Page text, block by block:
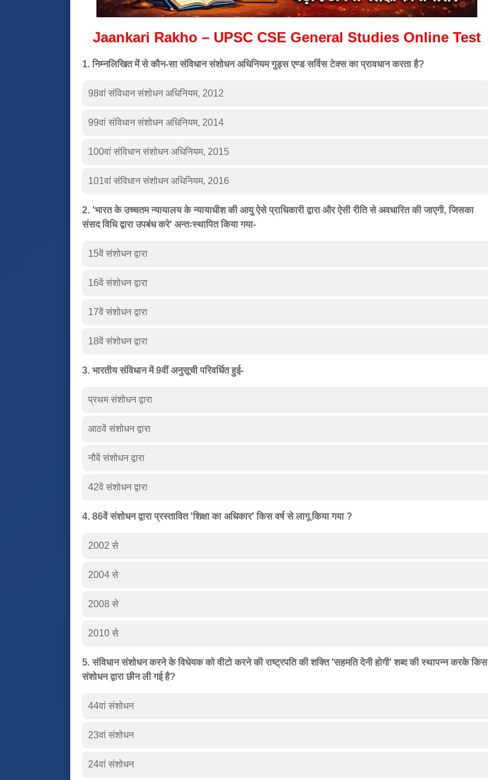
Jaankari Rakho – UPSC CSE General Studies Online Test
1. निम्नलिखित में से कौन-सा संविधान संशोधन अधिनियम गुड्स एण्ड सर्विस टेक्स का प्रावधान करता है?
98वां संविधान संशोधन अधिनियम, 2012
99वां संविधान संशोधन अधिनियम, 2014
100वां संविधान संशोधन अधिनियम, 2015
101वां संविधान संशोधन अधिनियम, 2016
2. 'भारत के उच्चतम न्यायालय के न्यायाधीश की आयु ऐसे प्राधिकारी द्वारा और ऐसी रीति से अवधारित की जाएगी, जिसका
संसद विधि द्वारा उपबंध करे' अन्तःस्थापित किया गया-
15वें संशोधन द्वारा
16वें संशोधन द्वारा
17वें संशोधन द्वारा
18वें संशोधन द्वारा
3. भारतीय संविधान में 9वीं अनुसूची परिवर्धित हुई-
प्रथम संशोधन द्वारा
आठवें संशोधन द्वारा
नौवें संशोधन द्वारा
42वें संशोधन द्वारा
4. 86वें संशोधन द्वारा प्रस्तावित 'शिक्षा का अधिकार' किस वर्ष से लागू किया गया ?
2002 से
2004 से
2008 से
2010 से
5. संविधान संशोधन करने के विधेयक को वीटो करने की राष्ट्रपति की शक्ति 'सहमति देनी होगी' शब्द की स्थापन्न करके किस
संशोधन द्वारा छीन ली गई है?
44वां संशोधन
23वां संशोधन
24वां संशोधन